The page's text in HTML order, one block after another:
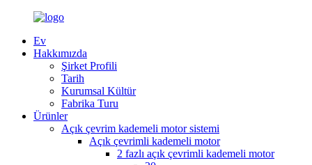
Ev
Hakkımızda
Şirket Profili
Tarih
Kurumsal Kültür
Fabrika Turu
Ürünler
Açık çevrim kademeli motor sistemi
Açık çevrimli kademeli motor
2 fazlı açık çevrimli kademeli motor